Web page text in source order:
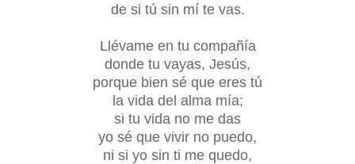
de si tú sin mí te vas.
Llévame en tu compañía
donde tu vayas, Jesús,
porque bien sé que eres tú
la vida del alma mía;
si tu vida no me das
yo sé que vivir no puedo,
ni si yo sin ti me quedo,